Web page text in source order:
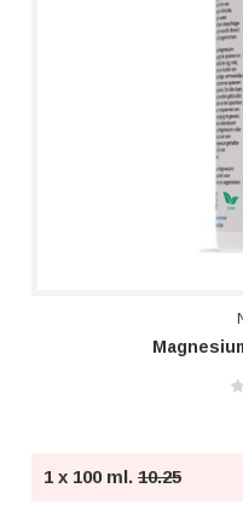
1 x 100 ml. 10.25